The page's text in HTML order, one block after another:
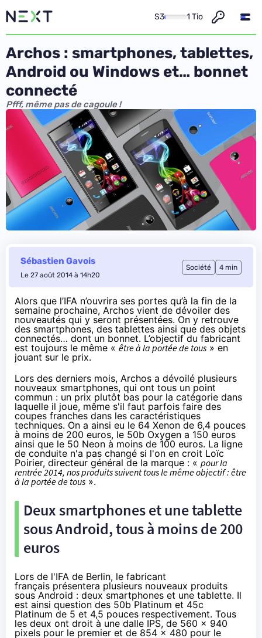
S3 1 Tio
Archos : smartphones, tablettes,
Android ou Windows et… bonnet
connecté
Pfff, même pas de cagoule !
Sébastien Gavois
Le 27 août 2014 à 14h20
Société 4 min
Alors que l’IFA n’ouvrira ses portes qu’à la fin de la
semaine prochaine, Archos vient de dévoiler des
nouveautés qui y seront présentées. On y retrouve
des smartphones, des tablettes ainsi que des objets
connectés… dont un bonnet. L’objectif du fabricant
est toujours le même « être à la portée de tous » en
jouant sur le prix.
Lors des derniers mois, Archos a dévoilé plusieurs
nouveaux smartphones, qui ont tous un point
commun : un prix plutôt bas pour la catégorie dans
laquelle il joue, même s'il faut parfois faire des
coupes franches dans les caractéristiques
techniques. On a ainsi eu le 64 Xenon de 6,4 pouces
à moins de 200 euros, le 50b Oxygen a 150 euros
ainsi que le 50 Neon à moins de 100 euros. La ligne
de conduite n'a pas changé si l'on en croit Loïc
Poirier, directeur général de la marque : « pour la
rentrée 2014, nos produits suivent tous le même objectif : être
à la portée de tous ».
Deuxsmartphoneset une tablette
sous Android, tous à moins de 200
euros
Lors de l'IFA de Berlin, le fabricant
français présentera plusieurs nouveaux produits
sous Android : deuxsmartphones et une tablette. Il
est ainsi question des 50b Platinum et 45c
Platinum de 5 et 4,5 pouces respectivement. Tous
les deux ont droit à une dalle IPS, de 560 x 940
pixels pour le premier et de 854 x 480 pour le